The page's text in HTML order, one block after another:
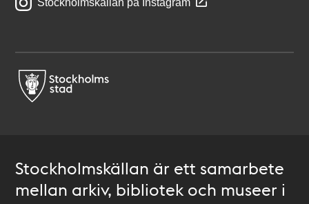
Stockholmskällan på Instagram
Stockholmskällan är ett samarbete
mellan arkiv, bibliotek och museer i